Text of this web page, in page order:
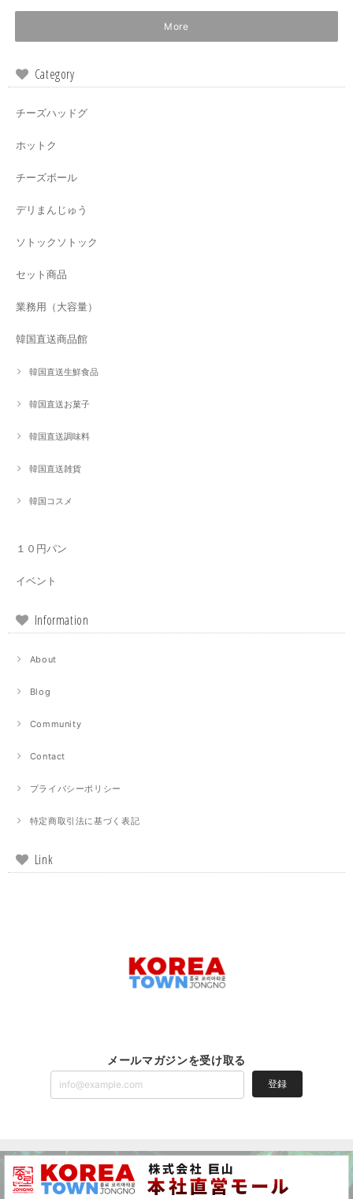
トライアルセット 韓
め合わせ お惣菜 お
ーズボール 10円パ
ン チーズ
試し トライアルセッ
菜 詰め合わせ お惣
More
Category
チーズハッドグ
ホットク
チーズボール
デリまんじゅう
ソトックソトック
セット商品
業務用（大容量）
韓国直送商品館
韓国直送生鮮食品
韓国直送お菓子
韓国直送調味料
韓国直送雑貨
韓国コスメ
１０円パン
イベント
Information
About
Blog
Community
Contact
プライバシーポリシー
特定商取引法に基づく表記
Link
メールマガジンを受け取る
登録